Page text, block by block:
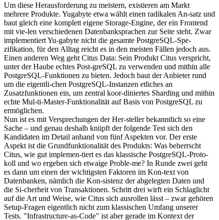
Um diese Herausforderung zu meistern, existieren am Markt
mehrere Produkte. Yugabyte etwa wählt einen radikalen An-satz und
baut gleich eine komplett eigene Storage-Engine, der ein Frontend
mit vie-len verschiedenen Datenbanksprachen zur Seite steht. Zwar
implementiert Yu-gabyte nicht die gesamte PostgreSQL-Spe-
zifikation, für den Alltag reicht es in den meisten Fällen jedoch aus.
Einen anderen Weg geht Citus Data: Sein Produkt Citus verspricht,
unter der Haube echtes Post-greSQL zu verwenden und mithin alle
PostgreSQL-Funktionen zu bieten. Jedoch baut der Anbieter rund
um die eigentli-chen PostgreSQL-Instanzen etliches an
Zusatzfunktionen ein, um zentral koor-diniertes Sharding und mithin
echte Mul-ti-Master-Funktionalität auf Basis von PostgreSQL zu
ermöglichen.
Nun ist es mit Versprechungen der Her-steller bekanntlich so eine
Sache – und genau deshalb knüpft der folgende Test sich den
Kandidaten im Detail anhand von fünf Aspekten vor. Der erste
Aspekt ist die Grundfunktionalität des Produkts: Was beherrscht
Citus, wie gut implemen-tiert es das klassische PostgreSQL-Proto-
koll und wo ergeben sich etwaige Proble-me? In Runde zwei geht
es dann um einen der wichtigsten Faktoren im Kon-text von
Datenbanken, nämlich die Kon-sistenz der abgelegten Daten und
die Si-cherheit von Transaktionen. Schritt drei wirft ein Schlaglicht
auf die Art und Weise, wie Citus sich ausrollen lässt – zwar gehören
Setup-Fragen eigentlich nicht zum klassischen Umfang unserer
Tests. "Infrastructure-as-Code" ist aber gerade im Kontext der